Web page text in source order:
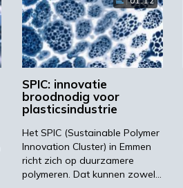
SPIC: innovatie
broodnodig voor
plasticsindustrie
Het SPIC (Sustainable Polymer
Innovation Cluster) in Emmen
richt zich op duurzamere
polymeren. Dat kunnen zowel…